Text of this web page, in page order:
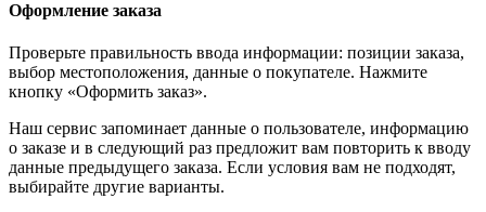
Оформление заказа
Проверьте правильность ввода информации: позиции заказа,
выбор местоположения, данные о покупателе. Нажмите
кнопку «Оформить заказ».
Наш сервис запоминает данные о пользователе, информацию
о заказе и в следующий раз предложит вам повторить к вводу
данные предыдущего заказа. Если условия вам не подходят,
выбирайте другие варианты.